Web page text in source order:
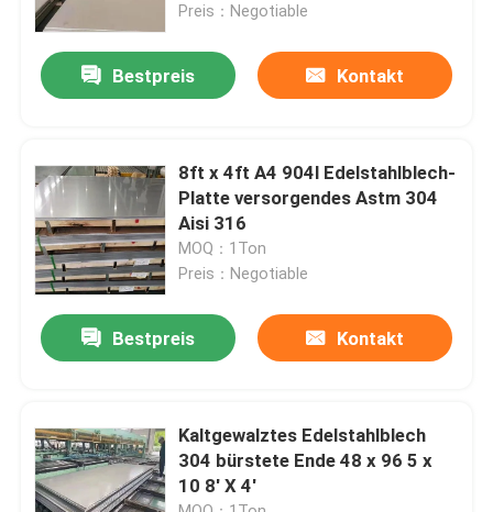
Kontakte
Produkte
Edelstahl geschweißtes Rohr
Nahtloses Rohr des Edelstahls
Kohlenstoffstahl-Rohr
Galvanisiertes Stahlrohr
Edelstahlblech-Platte
Preis：Negotiable
Bestpreis Kontakt
8ft x 4ft A4 904l Edelstahlblech-
Platte versorgendes Astm 304
Aisi 316
MOQ：1Ton
Preis：Negotiable
Bestpreis Kontakt
Kaltgewalztes Edelstahlblech
304 bürstete Ende 48 x 96 5 x
10 8' X 4'